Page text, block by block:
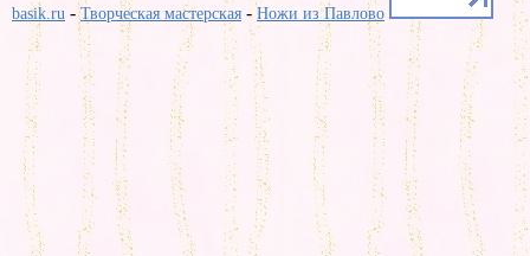
basik.ru -Творческая мастерская -Ножи из Павлово